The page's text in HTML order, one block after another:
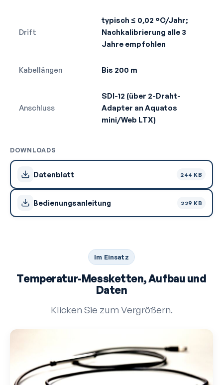
Drift
typisch ≤ 0,02 °C/Jahr;
Nachkalibrierung alle 3
Jahre empfohlen
Kabellängen Bis 200 m
Anschluss
SDI-12 (über 2-Draht-
Adapter an Aquatos
mini/Web LTX)
DOWNLOADS
Datenblatt 244 KB
Bedienungsanleitung 229 KB
Im Einsatz
Temperatur-Messketten, Aufbau und
Daten
Klicken Sie zum Vergrößern.